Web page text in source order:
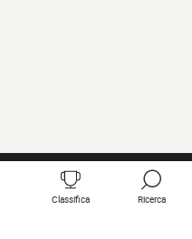
Classifica Ricerca